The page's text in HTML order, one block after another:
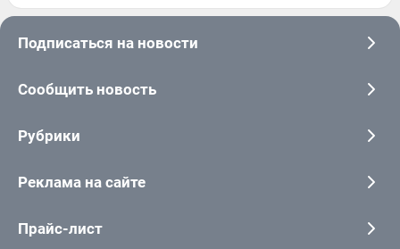
Подписаться на новости
Сообщить новость
Рубрики
Реклама на сайте
Прайс-лист